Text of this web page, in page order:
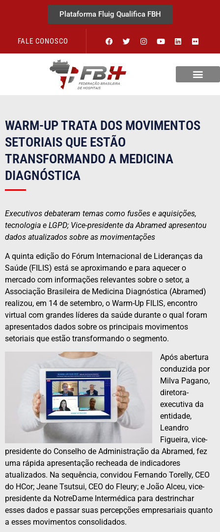
Plataforma Fluig Qualifica FBH
FALE CONOSCO
WARM-UP TRATA DOS MOVIMENTOS
SETORIAIS QUE ESTÃO
TRANSFORMANDO A MEDICINA
DIAGNÓSTICA
Executivos debateram temas como fusões e aquisições,
tecnologia e LGPD; Vice-presidente da Abramed apresentou
dados atualizados sobre as movimentações
A quinta edição do Fórum Internacional de Lideranças da
Saúde (FILIS) está se aproximando e para aquecer o
mercado com informações relevantes sobre o setor, a
Associação Brasileira de Medicina Diagnóstica (Abramed)
realizou, em 14 de setembro, o Warm-Up FILIS, encontro
virtual com grandes líderes da saúde durante o qual foram
apresentados dados sobre os principais movimentos
setoriais que estão transformando o segmento.
Após abertura
conduzida por
Milva Pagano,
diretora-
executiva da
entidade,
Leandro
Figueira, vice-
presidente do Conselho de Administração da Abramed, fez
uma rápida apresentação recheada de indicadores
atualizados. Na sequência, convidou Fernando Torelly, CEO
do HCor; Jeane Tsutsui, CEO do Fleury; e João Alceu, vice-
presidente da NotreDame Intermédica para destrinchar
esses dados e passar suas percepções empresariais quanto
a esses movimentos consolidados.